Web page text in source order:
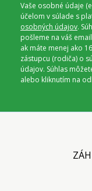
Vaše osobné údaje
účelom v súlade s
osobných údajov.
pošleme na váš
ak máte menej ako
zástupcu (rodiča) o
údajov. Súhlas
alebo kliknutím na